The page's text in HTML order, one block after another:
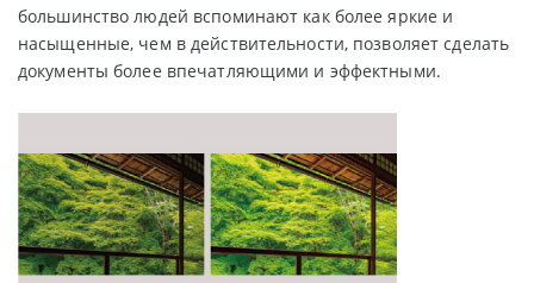
большинство людей вспоминают как более яркие и
насыщенные, чем в действительности, позволяет сделать
документы более впечатляющими и эффектными.